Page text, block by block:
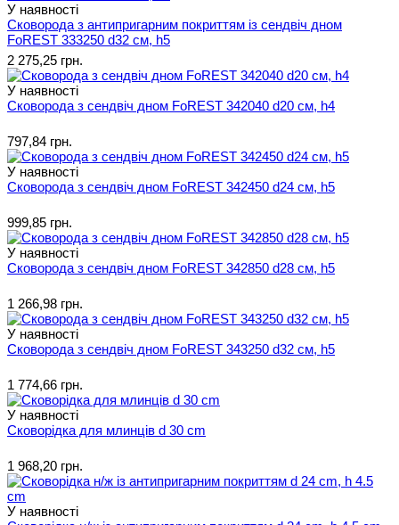
У наявності
Сковорода з антипригарним покриттям із сендвіч дном
FoREST 333250 d32 см, h5
2 275,25 грн.
У наявності
Сковорода з сендвіч дном FoREST 342040 d20 см, h4
797,84 грн.
У наявності
Сковорода з сендвіч дном FoREST 342450 d24 см, h5
999,85 грн.
У наявності
Сковорода з сендвіч дном FoREST 342850 d28 см, h5
1 266,98 грн.
У наявності
Сковорода з сендвіч дном FoREST 343250 d32 см, h5
1 774,66 грн.
У наявності
Сковорідка для млинців d 30 cm
1 968,20 грн.
У наявності